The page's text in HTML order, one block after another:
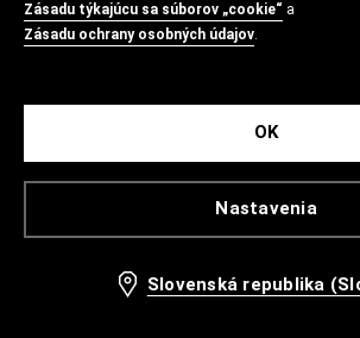
Zásadu týkajúcu sa súborov „cookie“ a
Zásadu ochrany osobných údajov.
Nastavenia
OK
Slovenská republika